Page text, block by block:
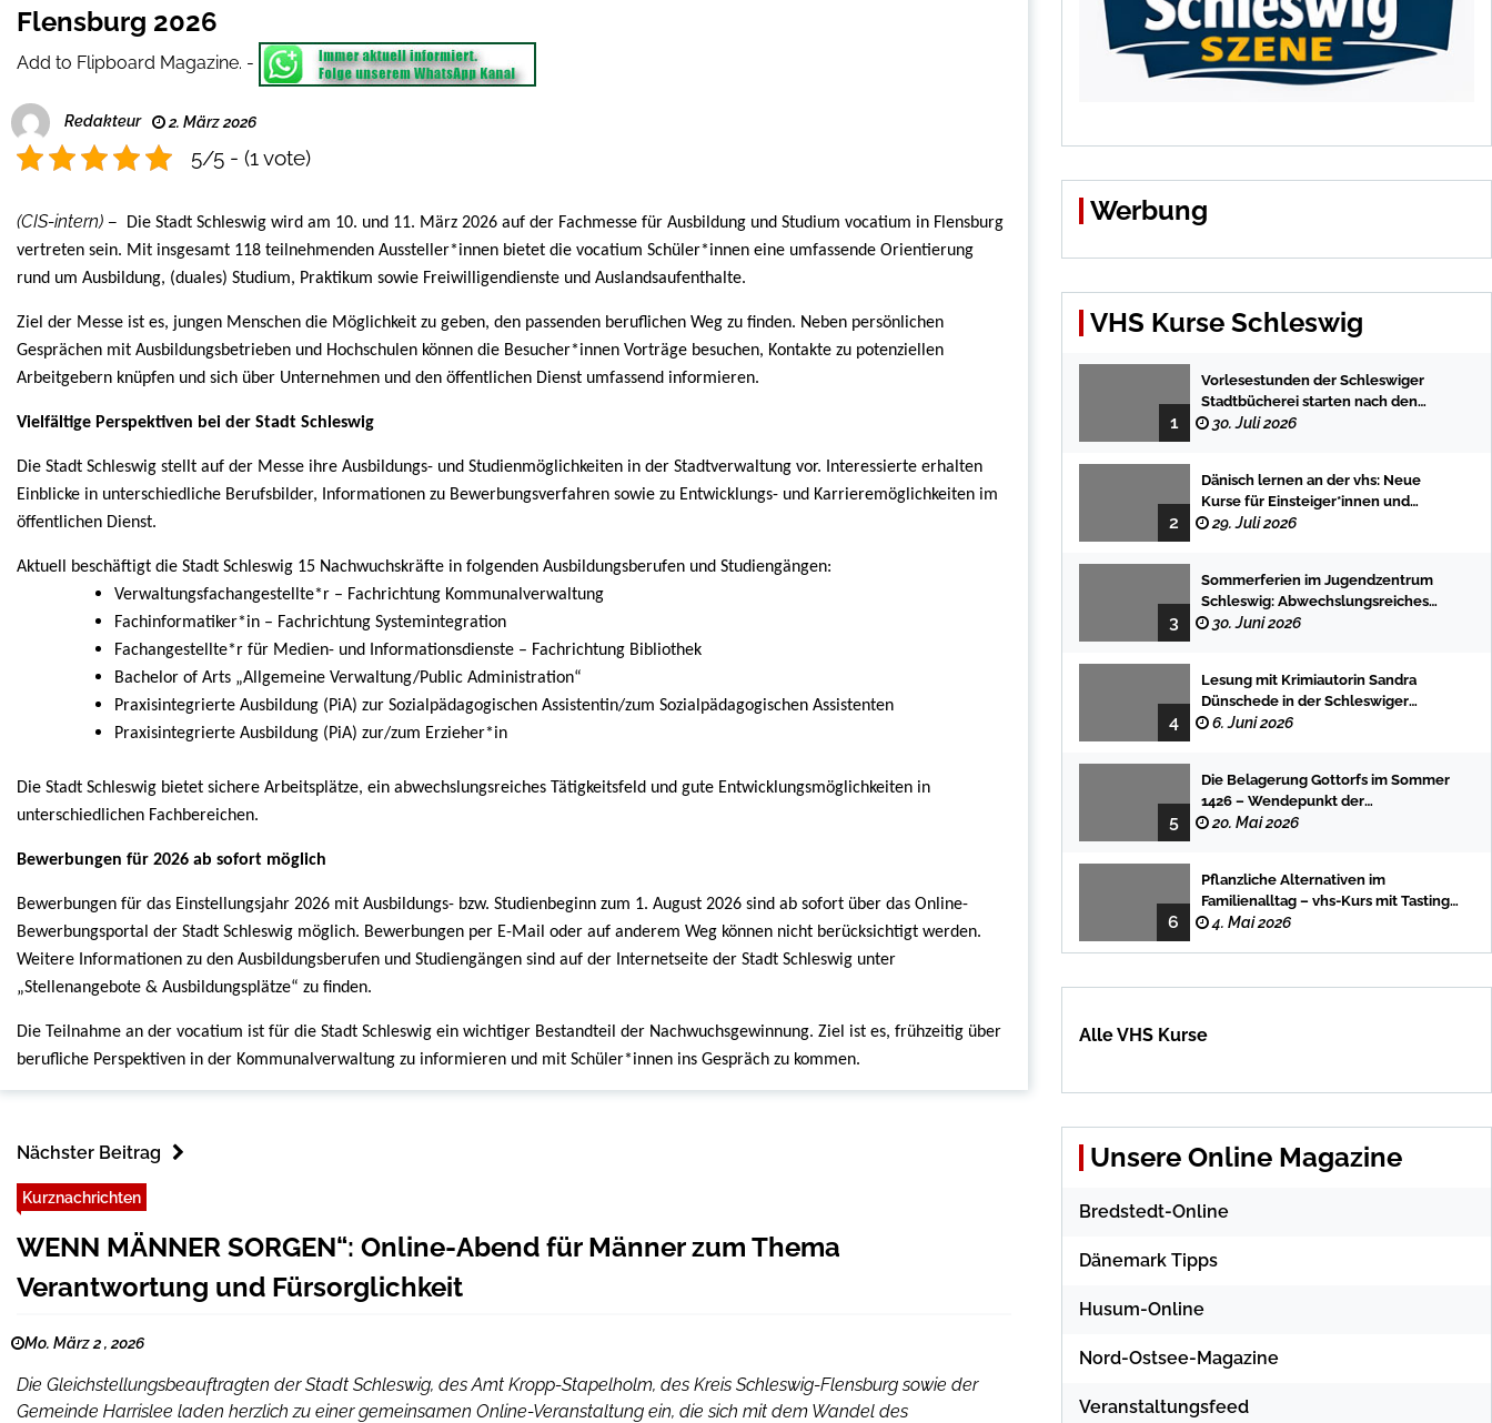
Flensburg 2026
Add to Flipboard Magazine. -
Redakteur 2. März 2026
5/5 - (1 vote)
(CIS-intern) –
Die Stadt Schleswig wird am 10. und 11. März 2026 auf der Fachmesse für Ausbildung und Studium vocatium in Flensburg
vertreten sein. Mit insgesamt 118 teilnehmenden Aussteller*innen bietet die vocatium Schüler*innen eine umfassende Orientierung
rund um Ausbildung, (duales) Studium, Praktikum sowie Freiwilligendienste und Auslandsaufenthalte.
Ziel der Messe ist es, jungen Menschen die Möglichkeit zu geben, den passenden beruflichen Weg zu finden. Neben persönlichen
Gesprächen mit Ausbildungsbetrieben und Hochschulen können die Besucher*innen Vorträge besuchen, Kontakte zu potenziellen
Arbeitgebern knüpfen und sich über Unternehmen und den öffentlichen Dienst umfassend informieren.
Vielfältige Perspektiven bei der Stadt Schleswig
Die Stadt Schleswig stellt auf der Messe ihre Ausbildungs- und Studienmöglichkeiten in der Stadtverwaltung vor. Interessierte erhalten
Einblicke in unterschiedliche Berufsbilder, Informationen zu Bewerbungsverfahren sowie zu Entwicklungs- und Karrieremöglichkeiten im
öffentlichen Dienst.
Aktuell beschäftigt die Stadt Schleswig 15 Nachwuchskräfte in folgenden Ausbildungsberufen und Studiengängen:
Verwaltungsfachangestellte*r – Fachrichtung Kommunalverwaltung
Fachinformatiker*in – Fachrichtung Systemintegration
Fachangestellte*r für Medien- und Informationsdienste – Fachrichtung Bibliothek
Bachelor of Arts „Allgemeine Verwaltung/Public Administration“
Praxisintegrierte Ausbildung (PiA) zur Sozialpädagogischen Assistentin/zum Sozialpädagogischen Assistenten
Praxisintegrierte Ausbildung (PiA) zur/zum Erzieher*in
Die Stadt Schleswig bietet sichere Arbeitsplätze, ein abwechslungsreiches Tätigkeitsfeld und gute Entwicklungsmöglichkeiten in
unterschiedlichen Fachbereichen.
Bewerbungen für 2026 ab sofort möglich
Bewerbungen für das Einstellungsjahr 2026 mit Ausbildungs- bzw. Studienbeginn zum 1. August 2026 sind ab sofort über das Online-
Bewerbungsportal der Stadt Schleswig möglich. Bewerbungen per E-Mail oder auf anderem Weg können nicht berücksichtigt werden.
Weitere Informationen zu den Ausbildungsberufen und Studiengängen sind auf der Internetseite der Stadt Schleswig unter
„Stellenangebote & Ausbildungsplätze“ zu finden.
Die Teilnahme an der vocatium ist für die Stadt Schleswig ein wichtiger Bestandteil der Nachwuchsgewinnung. Ziel ist es, frühzeitig über
berufliche Perspektiven in der Kommunalverwaltung zu informieren und mit Schüler*innen ins Gespräch zu kommen.
Nächster Beitrag
Kurznachrichten
WENN MÄNNER SORGEN“: Online-Abend für Männer zum Thema
Verantwortung und Fürsorglichkeit
Mo. März 2 , 2026
Die Gleichstellungsbeauftragten der Stadt Schleswig, des Amt Kropp-Stapelholm, des Kreis Schleswig-Flensburg sowie der
Gemeinde Harrislee laden herzlich zu einer gemeinsamen Online-Veranstaltung ein, die sich mit dem Wandel des
Werbung
VHS Kurse Schleswig
1
Vorlesestunden der Schleswiger
Stadtbücherei starten nach den
Sommerferien mit spannenden
30. Juli 2026
2
Dänisch lernen an der vhs: Neue
Kurse für Einsteiger*innen und
Fortgeschrittene
29. Juli 2026
3
Sommerferien im Jugendzentrum
Schleswig: Abwechslungsreiches
Programm für Kinder und Jugendliche
30. Juni 2026
4
Lesung mit Krimiautorin Sandra
Dünschede in der Schleswiger
Stadtbücherei
6. Juni 2026
5
Die Belagerung Gottorfs im Sommer
1426 – Wendepunkt der
Landesgeschichte
20. Mai 2026
6
Pflanzliche Alternativen im
Familienalltag – vhs-Kurs mit Tasting
und einfachen DIY-Rezepten
4. Mai 2026
Alle VHS Kurse
Unsere Online Magazine
Bredstedt-Online
Dänemark Tipps
Husum-Online
Nord-Ostsee-Magazine
Veranstaltungsfeed